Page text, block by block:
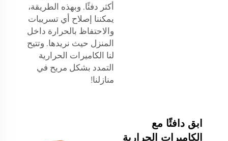
أكثر دفئًا. وبهذه الطريقة،
يمكننا إصلاح أي تسريبات
والاحتفاظ بالحرارة داخل
المنزل حيث نريدها. وتتيح
لنا الكاميرات الحرارية
التمدد بشكل مريح في
منازلنا!
ابق دافئًا مع
الكاميرات الحرارية